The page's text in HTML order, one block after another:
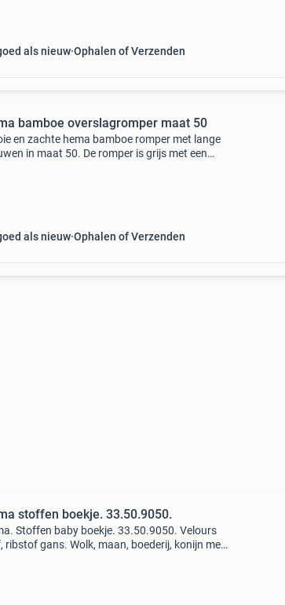
als nieuw Ophalen of Verzenden
bamboe overslagromper maat 50
en zachte hema bamboe romper met lange
in maat 50. De romper is grijs met een
als nieuw Ophalen of Verzenden
stoffen boekje. 33.50.9050.
Stoffen baby boekje. 33.50.9050. Velours
ribstof gans. Wolk, maan, boederij, konijn met